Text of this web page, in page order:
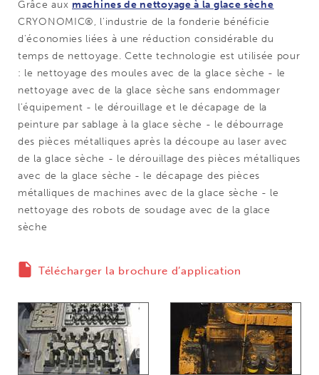
Grâce aux machines de nettoyage à la glace sèche
CRYONOMIC®, l'industrie de la fonderie bénéficie
d'économies liées à une réduction considérable du
temps de nettoyage. Cette technologie est utilisée pour
: le nettoyage des moules avec de la glace sèche - le
nettoyage avec de la glace sèche sans endommager
l'équipement - le dérouillage et le décapage de la
peinture par sablage à la glace sèche - le débourrage
des pièces métalliques après la découpe au laser avec
de la glace sèche - le dérouillage des pièces métalliques
avec de la glace sèche - le décapage des pièces
métalliques de machines avec de la glace sèche - le
nettoyage des robots de soudage avec de la glace
sèche
Télécharger la brochure d’application